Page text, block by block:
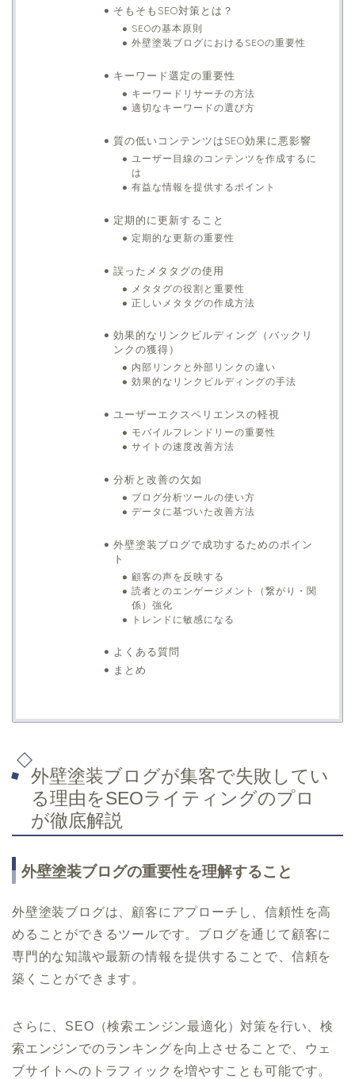
そもそもSEO対策とは？
SEOの基本原則
外壁塗装ブログにおけるSEOの重要性
キーワード選定の重要性
キーワードリサーチの方法
適切なキーワードの選び方
質の低いコンテンツはSEO効果に悪影響
ユーザー目線のコンテンツを作成するに
は
有益な情報を提供するポイント
定期的に更新すること
定期的な更新の重要性
誤ったメタタグの使用
メタタグの役割と重要性
正しいメタタグの作成方法
効果的なリンクビルディング（バックリ
ンクの獲得）
内部リンクと外部リンクの違い
効果的なリンクビルディングの手法
ユーザーエクスペリエンスの軽視
モバイルフレンドリーの重要性
サイトの速度改善方法
分析と改善の欠如
ブログ分析ツールの使い方
データに基づいた改善方法
外壁塗装ブログで成功するためのポイン
ト
顧客の声を反映する
読者とのエンゲージメント（繋がり・関
係）強化
トレンドに敏感になる
よくある質問
まとめ
外壁塗装ブログが集客で失敗してい
る理由をSEOライティングのプロ
が徹底解説
外壁塗装ブログの重要性を理解すること
外壁塗装ブログは、顧客にアプローチし、信頼性を高
めることができるツールです。ブログを通じて顧客に
専門的な知識や最新の情報を提供することで、信頼を
築くことができます。
さらに、SEO（検索エンジン最適化）対策を行い、検
索エンジンでのランキングを向上させることで、ウェ
ブサイトへのトラフィックを増やすことも可能です。